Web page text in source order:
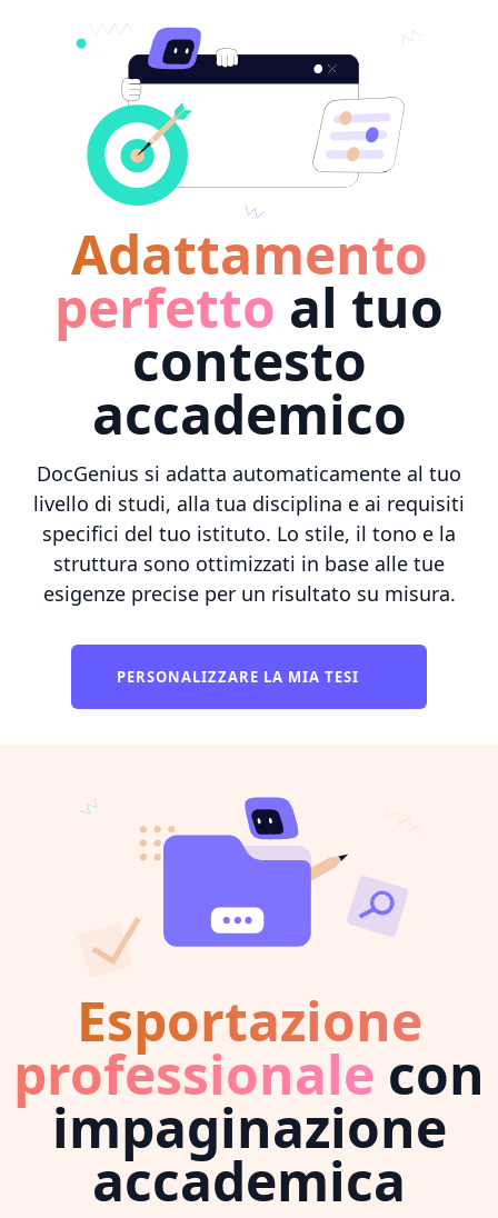
Adattamento
perfetto al tuo
contesto
accademico
DocGenius si adatta automaticamente al tuo
livello di studi, alla tua disciplina e ai requisiti
specifici del tuo istituto. Lo stile, il tono e la
struttura sono ottimizzati in base alle tue
esigenze precise per un risultato su misura.
PERSONALIZZARE LA MIA TESI
Esportazione
professionale con
impaginazione
accademica